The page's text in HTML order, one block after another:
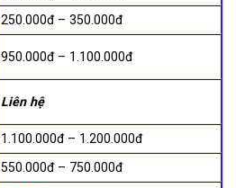
250.000đ – 350.000đ
950.000đ – 1.100.000đ
Liên hệ
1.100.000đ – 1.200.000đ
550.000đ – 750.000đ